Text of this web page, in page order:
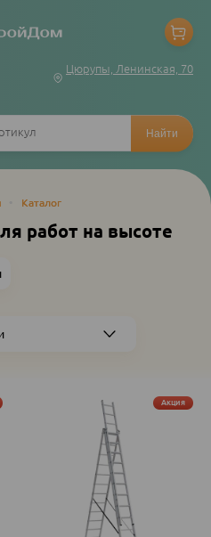
Цюрупы, Ленинская, 70
Каталог
работ на высоте
Акция